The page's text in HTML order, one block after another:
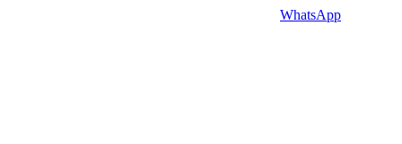
WhatsApp